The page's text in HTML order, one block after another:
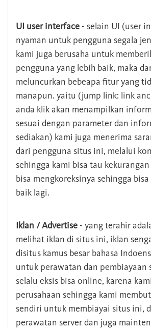
UI user interface - selain UI (user
nyaman untuk pengguna segala
kami juga berusaha untuk
pengguna yang lebih baik, maka
meluncurkan bebeapa fitur yang
manapun. yaitu (jump link: link
anda klik akan menampilkan
sesuai dengan parameter dan
sediakan) kami juga menerima
dari pengguna situs ini, melalui
sehingga kami bisa tau
bisa mengkoreksinya sehingga
baik lagi.
Iklan / Advertise - yang terahir
melihat iklan di situs ini, iklan
disitus kamus besar bahasa
untuk perawatan dan pembiayaan
selalu eksis bisa online, karena
perusahaan sehingga kami
sendiri untuk membiayai situs ini,
perawatan server dan juga